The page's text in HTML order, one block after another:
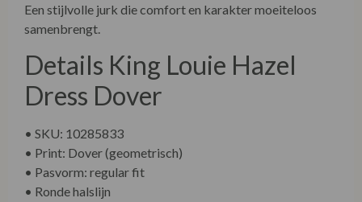
Een stijlvolle jurk die comfort en karakter moeiteloos
samenbrengt.
Details King Louie Hazel
Dress Dover
• SKU: 10285833
• Print: Dover (geometrisch)
• Pasvorm: regular fit
• Ronde halslijn